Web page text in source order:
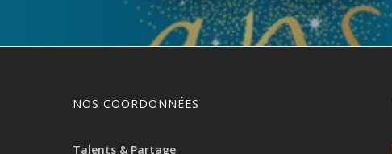
NOS COORDONNÉES
Talents & Partage